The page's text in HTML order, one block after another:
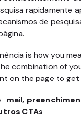
rapidamente
de
is how you
combination of
on the page to get
mail,
CTAs